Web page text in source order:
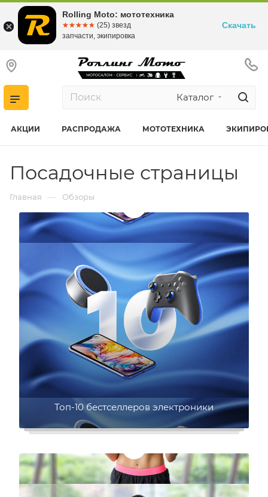
Каталог
АКЦИИ РАСПРОДАЖА МОТОТЕХНИКА
Посадочные страницы
Главная — Обзоры
Топ-10 бестселлеров электроники
Rolling Moto: мототехника
☆☆☆☆☆
★★★★★ (25) звезд
запчасти, экипировка
Скачать